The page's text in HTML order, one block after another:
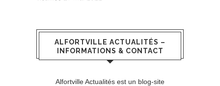
ALFORTVILLE ACTUALITÉS –
INFORMATIONS & CONTACT
Alfortville Actualités est un blog-site